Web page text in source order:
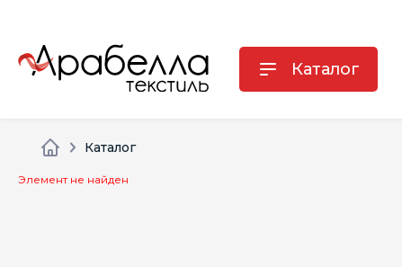
Каталог
Каталог
Элемент не найден